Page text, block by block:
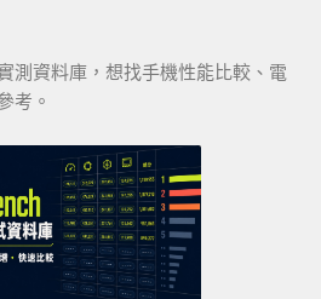
測資料庫，想找手機性能比較、電
考。